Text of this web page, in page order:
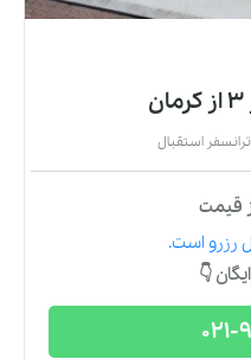
ازکرمان
ترانسفر استقبال
قیمت
رزرو است.
👇
021-